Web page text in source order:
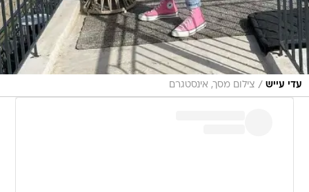
עדי עייש / צילום מסך, אינסטגרם